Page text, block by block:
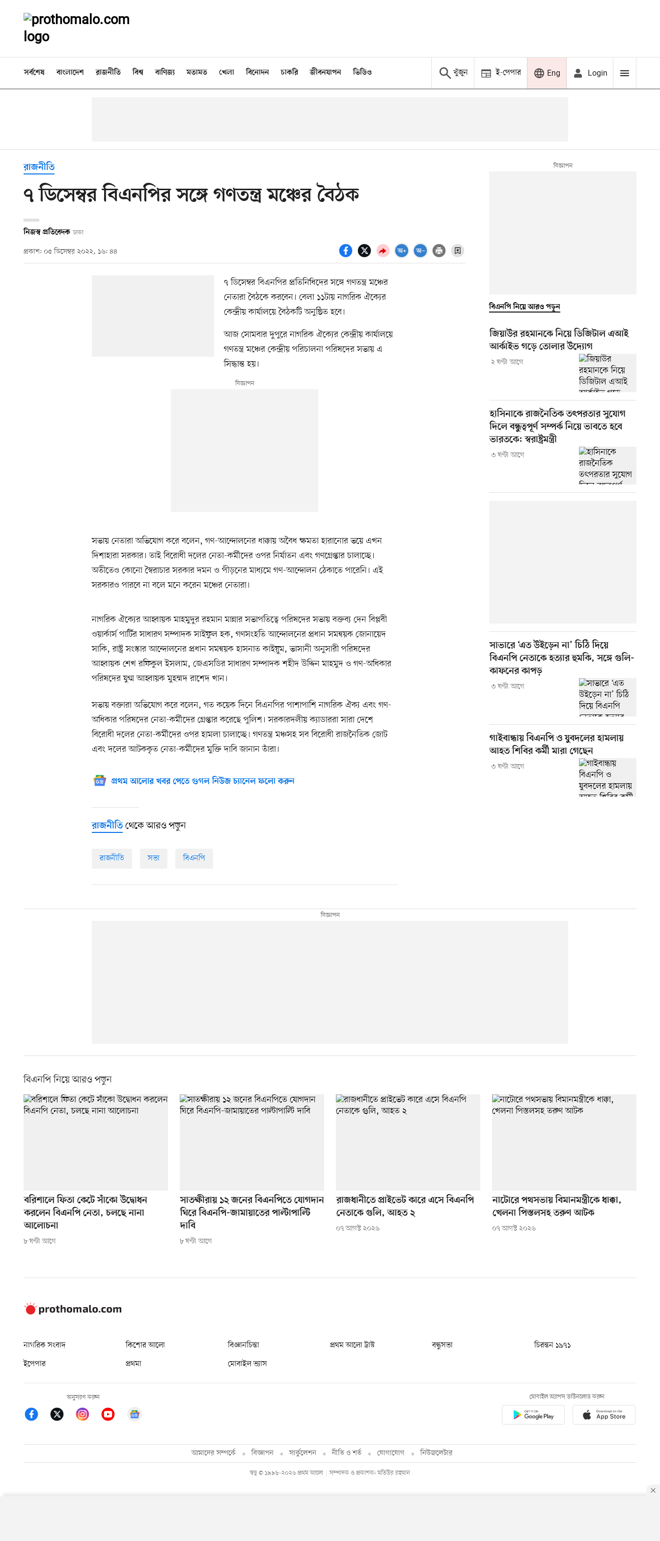
সর্বশেষ বাংলাদেশ রাজনীতি বিশ্ব বাণিজ্য মতামত খেলা বিনোদন চাকরি জীবনযাপন ভিডিও খুঁজুন ই-পেপার Eng Login
রাজনীতি
৭ ডিসেম্বর বিএনপির সঙ্গে গণতন্ত্র মঞ্চের বৈঠক
নিজস্ব প্রতিবেদক ঢাকা
প্রকাশ: ০৫ ডিসেম্বর ২০২২, ১৬: ৪৪
৭ ডিসেম্বর বিএনপির প্রতিনিধিদের সঙ্গে গণতন্ত্র মঞ্চের
নেতারা বৈঠকে করবেন। বেলা ১১টায় নাগরিক ঐক্যের
কেন্দ্রীয় কার্যালয়ে বৈঠকটি অনুষ্ঠিত হবে।
আজ সোমবার দুপুরে নাগরিক ঐক্যের কেন্দ্রীয় কার্যালয়ে
গণতন্ত্র মঞ্চের কেন্দ্রীয় পরিচালনা পরিষদের সভায় এ
সিদ্ধান্ত হয়।
সভায় নেতারা অভিযোগ করে বলেন, গণ-আন্দোলনের ধাক্কায় অবৈধ ক্ষমতা হারানোর ভয়ে এখন
দিশাহারা সরকার। তাই বিরোধী দলের নেতা-কর্মীদের ওপর নির্যাতন এবং গণগ্রেপ্তার চালাচ্ছে।
অতীতেও কোনো স্বৈরাচার সরকার দমন ও পীড়নের মাধ্যমে গণ-আন্দোলন ঠেকাতে পারেনি। এই
সরকারও পারবে না বলে মনে করেন মঞ্চের নেতারা।
নাগরিক ঐক্যের আহ্বায়ক মাহমুদুর রহমান মান্নার সভাপতিত্বে পরিষদের সভায় বক্তব্য দেন বিপ্লবী
ওয়ার্কার্স পার্টির সাধারণ সম্পাদক সাইফুল হক, গণসংহতি আন্দোলনের প্রধান সমন্বয়ক জোনায়েদ
সাকি, রাষ্ট্র সংস্কার আন্দোলনের প্রধান সমন্বয়ক হাসনাত কাইয়ুম, ভাসানী অনুসারী পরিষদের
আহ্বায়ক শেখ রফিকুল ইসলাম, জেএসডির সাধারণ সম্পাদক শহীদ উদ্দিন মাহমুদ ও গণ-অধিকার
পরিষদের যুগ্ম আহ্বায়ক মুহম্মদ রাশেদ খান।
সভায় বক্তারা অভিযোগ করে বলেন, গত কয়েক দিনে বিএনপির পাশাপাশি নাগরিক ঐক্য এবং গণ-
অধিকার পরিষদের নেতা-কর্মীদের গ্রেপ্তার করেছে পুলিশ। সরকারদলীয় ক্যাডাররা সারা দেশে
বিরোধী দলের নেতা-কর্মীদের ওপর হামলা চালাচ্ছে। গণতন্ত্র মঞ্চসহ সব বিরোধী রাজনৈতিক জোট
এবং দলের আটককৃত নেতা-কর্মীদের মুক্তি দাবি জানান তাঁরা।
প্রথম আলোর খবর পেতে গুগল নিউজ চ্যানেল ফলো করুন
রাজনীতি থেকে আরও পড়ুন
রাজনীতি সভা বিএনপি
বিএনপি নিয়ে আরও পড়ুন
জিয়াউর রহমানকে নিয়ে ডিজিটাল এআই
আর্কাইভ গড়ে তোলার উদ্যোগ
২ ঘণ্টা আগে
হাসিনাকে রাজনৈতিক তৎপরতার সুযোগ
দিলে বন্ধুত্বপূর্ণ সম্পর্ক নিয়ে ভাবতে হবে
ভারতকে: স্বরাষ্ট্রমন্ত্রী
৩ ঘণ্টা আগে
সাভারে ‘এত উইড়েন না’ চিঠি দিয়ে
বিএনপি নেতাকে হত্যার হুমকি, সঙ্গে গুলি-
কাফনের কাপড়
৩ ঘণ্টা আগে
গাইবান্ধায় বিএনপি ও যুবদলের হামলায়
আহত শিবির কর্মী মারা গেছেন
৩ ঘণ্টা আগে
বিএনপি নিয়ে আরও পড়ুন
বরিশালে ফিতা কেটে সাঁকো উদ্বোধন
করলেন বিএনপি নেতা, চলছে নানা
আলোচনা
৮ ঘণ্টা আগে
সাতক্ষীরায় ১২ জনের বিএনপিতে যোগদান
ঘিরে বিএনপি-জামায়াতের পাল্টাপাল্টি
দাবি
৮ ঘণ্টা আগে
রাজধানীতে প্রাইভেট কারে এসে বিএনপি
নেতাকে গুলি, আহত ২
০৭ আগস্ট ২০২৬
নাটোরে পথসভায় বিমানমন্ত্রীকে ধাক্কা,
খেলনা পিস্তলসহ তরুণ আটক
০৭ আগস্ট ২০২৬
নাগরিক সংবাদ কিশোর আলো বিজ্ঞানচিন্তা প্রথম আলো ট্রাস্ট বন্ধুসভা
চিরন্তন ১৯৭১
ইপেপার
প্রথমা মোবাইল ভ্যাস
অনুসরণ করুন মোবাইল অ্যাপস ডাউনলোড করুন
আমাদের সম্পর্কে বিজ্ঞাপন সার্কুলেশন নীতি ও শর্ত যোগাযোগ নিউজলেটার
স্বত্ব © ১৯৯৮-২০২৬ প্রথম আলো সম্পাদক ও প্রকাশক: মতিউর রহমান